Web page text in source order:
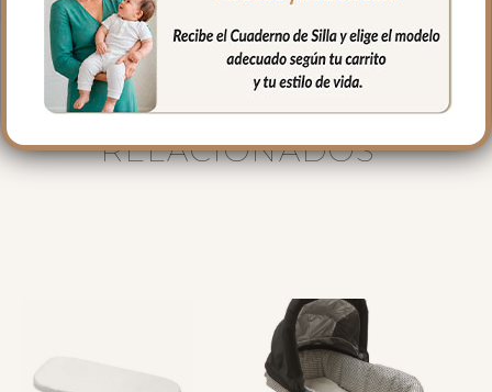
PRODUCTOS
RELACIONADOS